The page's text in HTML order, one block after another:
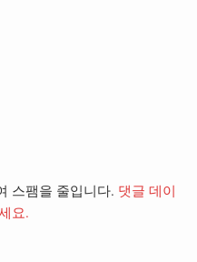
스팸을 줄입니다. 댓글 데이
요.